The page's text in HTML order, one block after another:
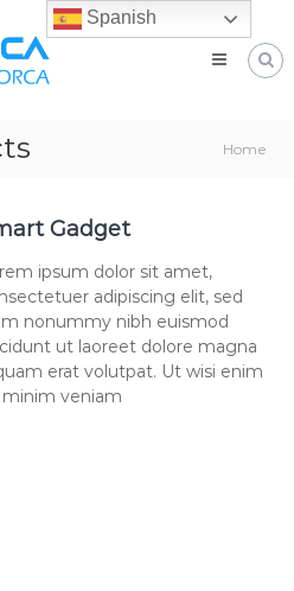
Home
Gadget
ipsum dolor sit amet,
adipiscing elit, sed
nonummy nibh euismod
ut laoreet dolore magna
erat volutpat. Ut wisi enim
minim veniam
Spanish